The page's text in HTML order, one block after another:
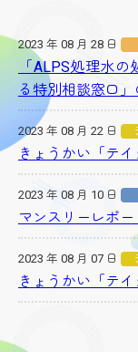
2023 年 08 月 28 日
「ALPS処理水の
る特別相談窓口
2023 年 08 月 22 日
きょうかい「テ
2023 年 08 月 10 日
マンスリーレポ
2023 年 08 月 07 日
きょうかい「テ